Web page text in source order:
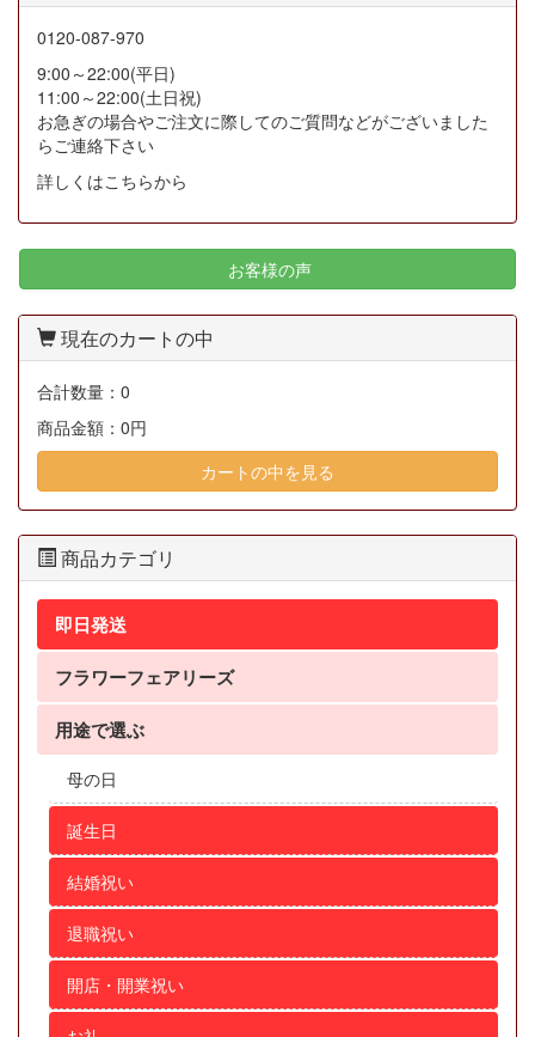
0120-087-970
9:00～22:00(平日)
11:00～22:00(土日祝)
お急ぎの場合やご注文に際してのご質問などがございました
らご連絡下さい
詳しくはこちらから
お客様の声
現在のカートの中
合計数量： 0
商品金額： 0円
カートの中を見る
商品カテゴリ
即日発送
フラワーフェアリーズ
用途で選ぶ
母の日
誕生日
結婚祝い
退職祝い
開店・開業祝い